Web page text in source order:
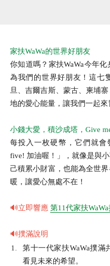
家扶WaWa的世界好朋友
你知道嗎？家扶WaWa今年
為我們的世界好朋友！這七
旦、吉爾吉斯、蒙古、柬埔
地的愛心能量，讓我們一起來
小錢大愛，積沙成塔，Give
每投入一枚硬幣，它們就會
five! 加油喔！」，就像是與
己積累小財富，也能為全世
暖，讓愛心無處不在！
🔊立即響應 第11代家扶
🔊撲滿說明
第十一代家扶WaWa撲
看見未來的希望。